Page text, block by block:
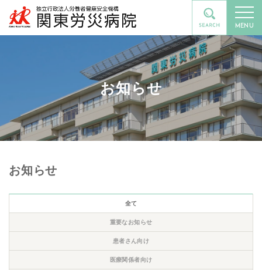
MENU
お知らせ
お知らせ
全て
重要なお知らせ
患者さん向け
医療関係者向け